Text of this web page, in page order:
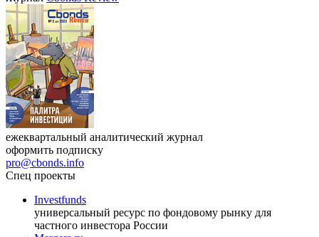
Республики Узбекистан»
17.09.2026, Ташкент
ЖурналCbonds Review
ежеквартальный аналитический журнал
оформить подписку
pro@cbonds.info
Спец проекты